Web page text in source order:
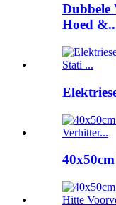
Dubbele
Hoed